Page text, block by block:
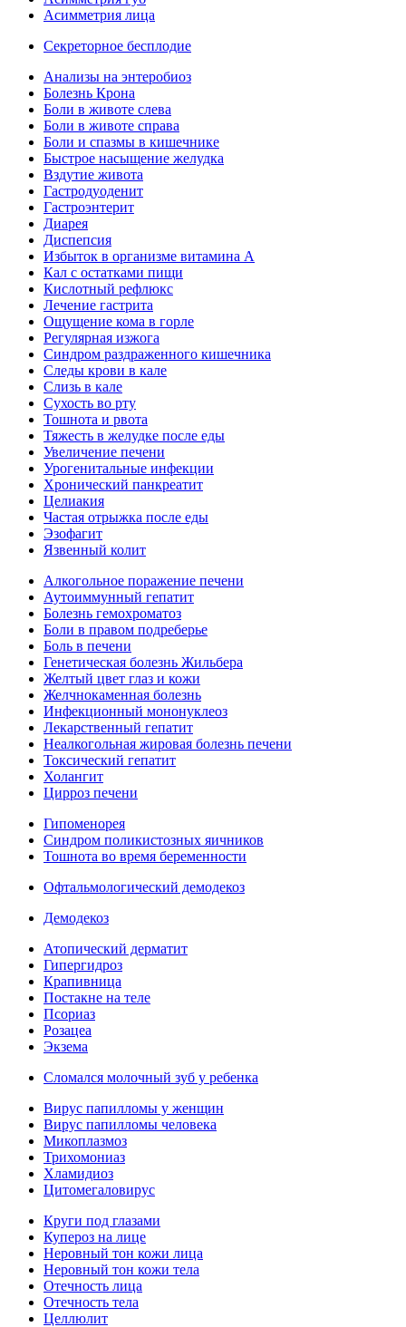
Асимметрия лица
Секреторное бесплодие
Анализы на энтеробиоз
Болезнь Крона
Боли в животе слева
Боли в животе справа
Боли и спазмы в кишечнике
Быстрое насыщение желудка
Вздутие живота
Гастродуоденит
Гастроэнтерит
Диарея
Диспепсия
Избыток в организме витамина А
Кал с остатками пищи
Кислотный рефлюкс
Лечение гастрита
Ощущение кома в горле
Регулярная изжога
Синдром раздраженного кишечника
Следы крови в кале
Слизь в кале
Сухость во рту
Тошнота и рвота
Тяжесть в желудке после еды
Увеличение печени
Урогенитальные инфекции
Хронический панкреатит
Целиакия
Частая отрыжка после еды
Эзофагит
Язвенный колит
Алкогольное поражение печени
Аутоиммунный гепатит
Болезнь гемохроматоз
Боли в правом подреберье
Боль в печени
Генетическая болезнь Жильбера
Желтый цвет глаз и кожи
Желчнокаменная болезнь
Инфекционный мононуклеоз
Лекарственный гепатит
Неалкогольная жировая болезнь печени
Токсический гепатит
Холангит
Цирроз печени
Гипоменорея
Синдром поликистозных яичников
Тошнота во время беременности
Офтальмологический демодекоз
Демодекоз
Атопический дерматит
Гипергидроз
Крапивница
Постакне на теле
Псориаз
Розацеа
Экзема
Сломался молочный зуб у ребенка
Вирус папилломы у женщин
Вирус папилломы человека
Микоплазмоз
Трихомониаз
Хламидиоз
Цитомегаловирус
Круги под глазами
Купероз на лице
Неровный тон кожи лица
Неровный тон кожи тела
Отечность лица
Отечность тела
Целлюлит